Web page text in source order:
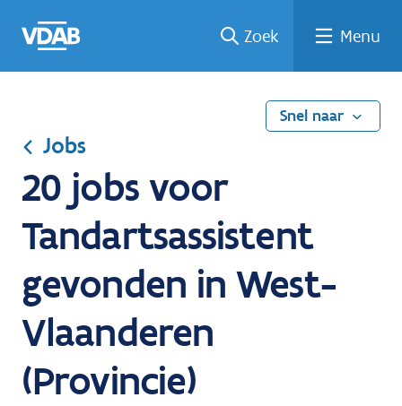
naar
een
een
job
naar
Zoek Menu
Snel naar
Jobs
20 jobs voor
Tandartsassistent
gevonden in West-
Vlaanderen
(Provincie)